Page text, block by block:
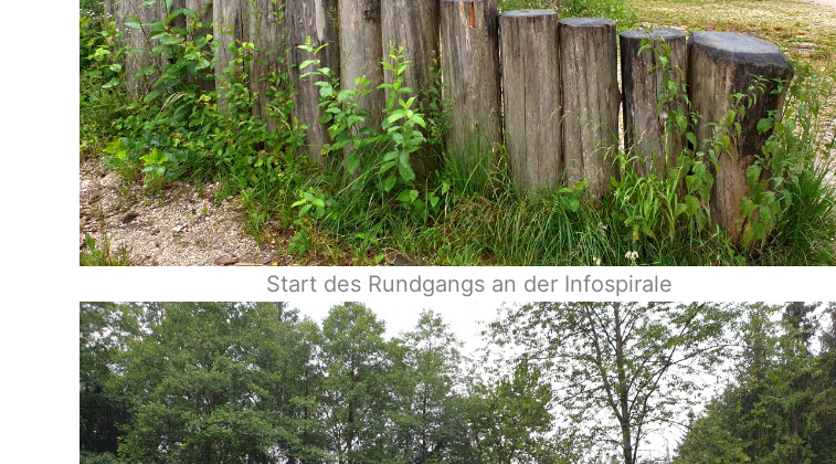
Start des Rundgangs an der Infospirale